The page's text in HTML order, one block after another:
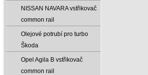
NISSAN NAVARA vstřikovač
common rail
Olejové potrubí pro turbo
Škoda
Opel Agila B vstřikovač
common rail